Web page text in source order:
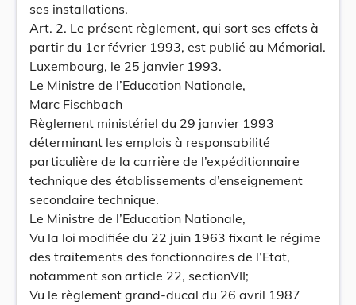
ses installations.
Art. 2. Le présent règlement, qui sort ses effets à
partir du 1er février 1993, est publié au Mémorial.
Luxembourg, le 25 janvier 1993.
Le Ministre de l’Education Nationale,
Marc Fischbach
Règlement ministériel du 29 janvier 1993
déterminant les emplois à responsabilité
particulière de la carrière de l’expéditionnaire
technique des établissements d’enseignement
secondaire technique.
Le Ministre de l’Education Nationale,
Vu la loi modifiée du 22 juin 1963 fixant le régime
des traitements des fonctionnaires de l’Etat,
notamment son article 22, sectionVII;
Vu le règlement grand-ducal du 26 avril 1987